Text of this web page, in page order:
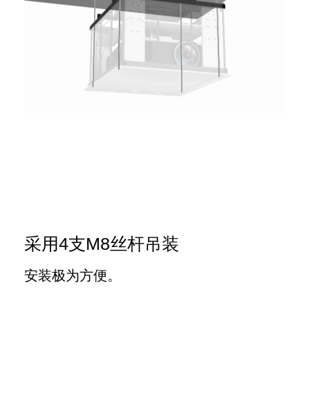
采用4支M8丝杆吊装
安装极为方便。